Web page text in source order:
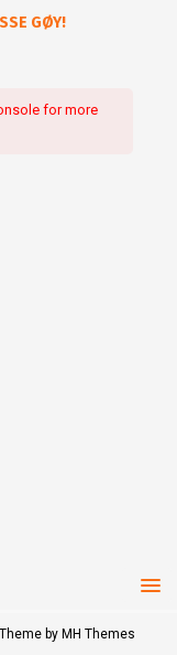
GØY!
for more
by MH Themes